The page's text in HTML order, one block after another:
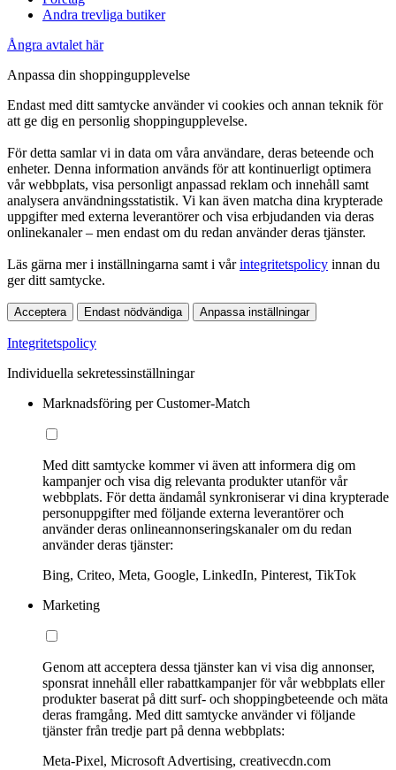
Andra trevliga butiker
Ångra avtalet här
Anpassa din shoppingupplevelse
Endast med ditt samtycke använder vi cookies och annan teknik för
att ge dig en personlig shoppingupplevelse.
För detta samlar vi in data om våra användare, deras beteende och
enheter. Denna information används för att kontinuerligt optimera
vår webbplats, visa personligt anpassad reklam och innehåll samt
analysera användningsstatistik. Vi kan även matcha dina krypterade
uppgifter med externa leverantörer och visa erbjudanden via deras
onlinekanaler – men endast om du redan använder deras tjänster.
Läs gärna mer i inställningarna samt i vårintegritetspolicy innan du
ger ditt samtycke.
Acceptera Endast nödvändiga Anpassa inställningar
Integritetspolicy
Individuella sekretessinställningar
Marknadsföring per Customer-Match
Med ditt samtycke kommer vi även att informera dig om
kampanjer och visa dig relevanta produkter utanför vår
webbplats. För detta ändamål synkroniserar vi dina krypterade
personuppgifter med följande externa leverantörer och
använder deras onlineannonseringskanaler om du redan
använder deras tjänster:
Bing, Criteo, Meta, Google, LinkedIn, Pinterest, TikTok
Marketing
Genom att acceptera dessa tjänster kan vi visa dig annonser,
sponsrat innehåll eller rabattkampanjer för vår webbplats eller
produkter baserat på ditt surf- och shoppingbeteende och mäta
deras framgång. Med ditt samtycke använder vi följande
tjänster från tredje part på denna webbplats:
Meta-Pixel, Microsoft Advertising, creativecdn.com